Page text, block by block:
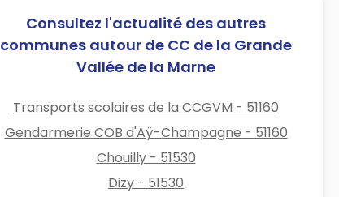
Consultez l'actualité des autres
communes autour de CC de la Grande
Vallée de la Marne
Transports scolaires de la CCGVM - 51160
Gendarmerie COB d'Aÿ-Champagne - 51160
Chouilly - 51530
Dizy - 51530